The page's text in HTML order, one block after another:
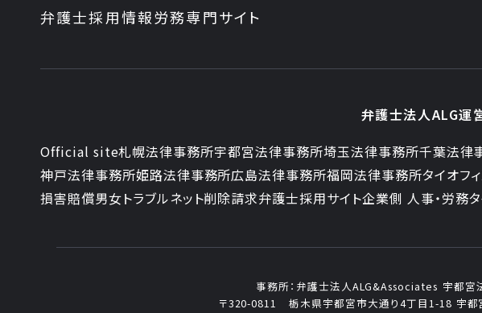
弁護士採用情報労務専門サイト
弁護士法人ALG運
Official site札幌法律事務所宇都宮法律事務所埼玉法律事務所千葉法律
神戸法律事務所姫路法律事務所広島法律事務所福岡法律事務所タイオフ
損害賠償男女トラブルネット削除請求弁護士採用サイト企業側 人事・労務
事務所： 弁護士法人ALG&Associates 宇都宮
〒320-0811
栃木県宇都宮市大通り4丁目1-18 宇都